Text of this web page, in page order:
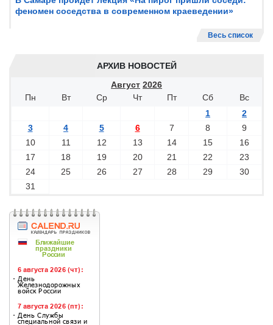
феномен соседства в современном краеведении»
Весь список
АРХИВ НОВОСТЕЙ
Август 2026
Пн
Вт Ср Чт Пт Сб
Вс
1
2
3
4 5 6 7 8
9
10
11 12 13 14 15
16
17
18 19 20 21 22
23
24
25 26 27 28 29
30
31